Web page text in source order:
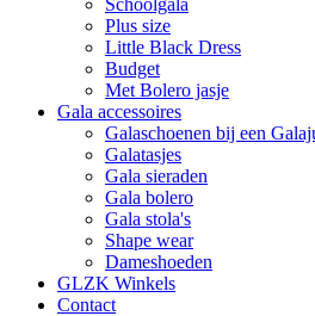
Schoolgala
Plus size
Little Black Dress
Budget
Met Bolero jasje
Gala accessoires
Galaschoenen bij een
Galatasjes
Gala sieraden
Gala bolero
Gala stola's
Shape wear
Dameshoeden
GLZK Winkels
Contact